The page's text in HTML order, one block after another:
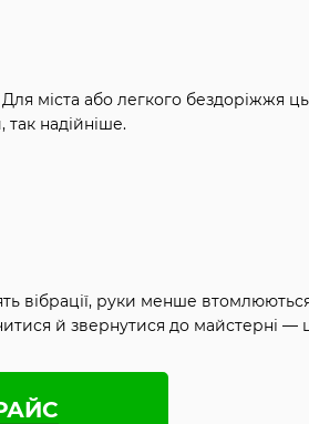
міста або легкого бездоріжжя
так надійніше.
вібрації, руки менше
й звернутися до майстерні —